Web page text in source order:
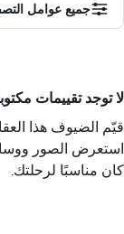
جميع عوامل
لا توجد تقييمات
قيّم الضيوف هذا
استعرض الصور
كان مناسبًا لرحلتك.